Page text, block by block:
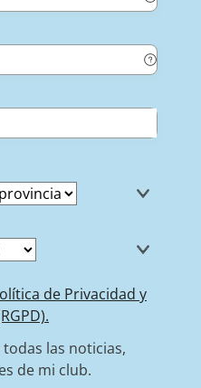
de Privacidad y
las noticias,
de mi club.